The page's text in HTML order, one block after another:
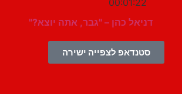
00:01:22
דניאל כהן – "גבר, אתה יוצא?"
סטנדאפ לצפייה ישירה